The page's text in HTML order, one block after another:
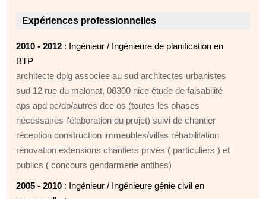
Expériences professionnelles
2010 - 2012 : Ingénieur / Ingénieure de planification en
BTP
architecte dplg associee au sud architectes urbanistes
sud 12 rue du malonat, 06300 nice étude de faisabilité
aps apd pc/dp/autres dce os (toutes les phases
nécessaires l'élaboration du projet) suivi de chantier
réception construction immeubles/villas réhabilitation
rénovation extensions chantiers privés ( particuliers ) et
publics ( concours gendarmerie antibes)
2005 - 2010 : Ingénieur / Ingénieure génie civil en